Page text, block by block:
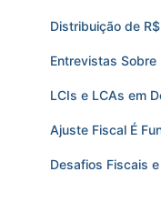
Distribuição de
Entrevistas Sobre
LCIs e LCAs em
Ajuste Fiscal É
Desafios Fiscais